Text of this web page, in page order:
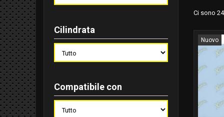
Cilindrata
Compatibile con
Ci sono
Nuovo